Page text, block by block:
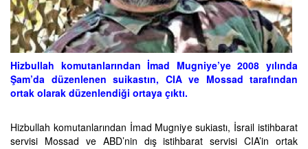
Hizbullah komutanlarından İmad Mugniye’ye 2008 yılında
Şam’da düzenlenen suikastın, CIA ve Mossad tarafından
ortak olarak düzenlendiği ortaya çıktı.
Hizbullah komutanlarından İmad Mugniye sukiastı, İsrail istihbarat
servisi Mossad ve ABD’nin dış istihbarat servisi CIA’in ortak